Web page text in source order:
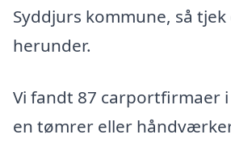
Syddjurs kommune, så
herunder.
Vi fandt 87 carportfirmaer i
en tømrer eller